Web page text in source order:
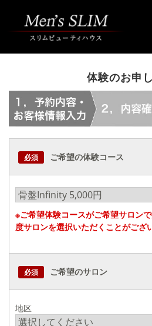
体験のお申
必須 ご希望の体験コース
※ご希望体験コースがご希望サロン
度サロンを選択いただくことがござ
必須 ご希望のサロン
地区